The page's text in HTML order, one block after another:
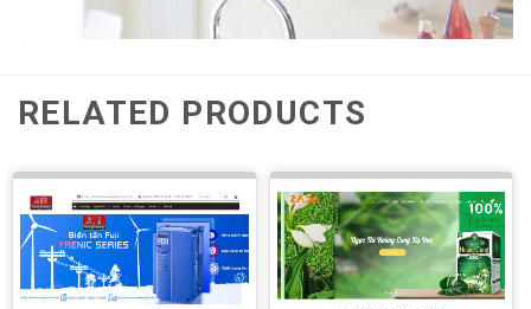
RELATED PRODUCTS